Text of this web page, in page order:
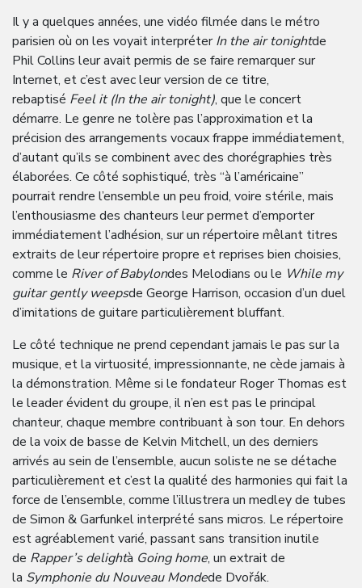
Il y a quelques années, une vidéo filmée dans le métro
parisien où on les voyait interpréterIn the air tonightde
Phil Collins leur avait permis de se faire remarquer sur
Internet, et c’est avec leur version de ce titre,
rebaptisé Feel it (In the air tonight), que le concert
démarre. Le genre ne tolère pas l’approximation et la
précision des arrangements vocaux frappe immédiatement,
d’autant qu’ils se combinent avec des chorégraphies très
élaborées. Ce côté sophistiqué, très “à l’américaine”
pourrait rendre l’ensemble un peu froid, voire stérile, mais
l’enthousiasme des chanteurs leur permet d’emporter
immédiatement l’adhésion, sur un répertoire mêlant titres
extraits de leur répertoire propre et reprises bien choisies,
comme le River of Babylondes Melodians ou le While my
guitar gently weepsde George Harrison, occasion d’un duel
d’imitations de guitare particulièrement bluffant.
Le côté technique ne prend cependant jamais le pas sur la
musique, et la virtuosité, impressionnante, ne cède jamais à
la démonstration. Même si le fondateur Roger Thomas est
le leader évident du groupe, il n’en est pas le principal
chanteur, chaque membre contribuant à son tour. En dehors
de la voix de basse de Kelvin Mitchell, un des derniers
arrivés au sein de l’ensemble, aucun soliste ne se détache
particulièrement et c’est la qualité des harmonies qui fait la
force de l’ensemble, comme l’illustrera un medley de tubes
de Simon & Garfunkel interprété sans micros. Le répertoire
est agréablement varié, passant sans transition inutile
de Rapper’s delightà Going home, un extrait de
la Symphonie du Nouveau Mondede Dvořák.